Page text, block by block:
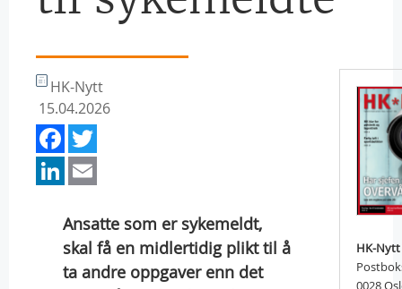
HK-Nytt
15.04.2026
Facebook
LinkedIn
Ansatte som er sykemeldt,
skal få en midlertidig plikt til å
ta andre oppgaver enn det
HK-Nytt